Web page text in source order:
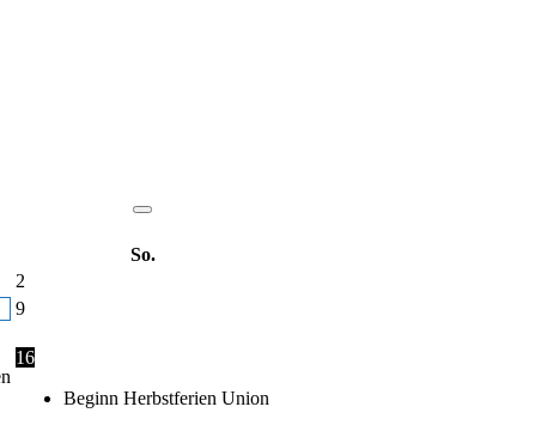
So.
2
9
16
Beginn Herbstferien Union